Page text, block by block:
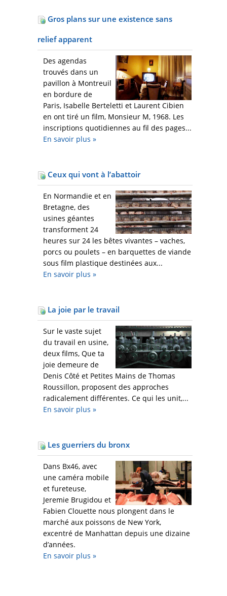
Gros plans sur une existence sans
relief apparent
Des agendas
trouvés dans un
pavillon à Montreuil
en bordure de
Paris, Isabelle Berteletti et Laurent Cibien
en ont tiré un film, Monsieur M, 1968. Les
inscriptions quotidiennes au fil des pages...
En savoir plus »
Ceux qui vont à l’abattoir
En Normandie et en
Bretagne, des
usines géantes
transforment 24
heures sur 24 les bêtes vivantes – vaches,
porcs ou poulets – en barquettes de viande
sous film plastique destinées aux...
En savoir plus »
La joie par le travail
Sur le vaste sujet
du travail en usine,
deux films, Que ta
joie demeure de
Denis Côté et Petites Mains de Thomas
Roussillon, proposent des approches
radicalement différentes. Ce qui les unit,...
En savoir plus »
Les guerriers du bronx
Dans Bx46, avec
une caméra mobile
et fureteuse,
Jeremie Brugidou et
Fabien Clouette nous plongent dans le
marché aux poissons de New York,
excentré de Manhattan depuis une dizaine
d’années.
En savoir plus »